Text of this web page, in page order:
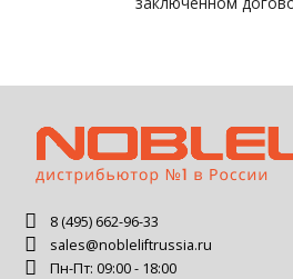
8 (495) 662-96-33
sales@nobleliftrussia.ru
Пн-Пт: 09:00 - 18:00